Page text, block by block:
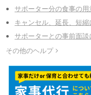
サポーター分の食事の用
キャンセル、延長、短縮
サポーターとの事前面談
その他のヘルプ